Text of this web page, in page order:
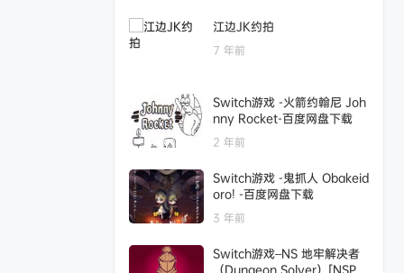
江边JK约拍
7 年前
Switch游戏 -火箭约翰尼 Joh
nny Rocket-百度网盘下载
2 年前
Switch游戏 -鬼抓人 Obakeid
oro! -百度网盘下载
3 年前
Switch游戏–NS 地牢解决者
（Dungeon Solver）[NSP],